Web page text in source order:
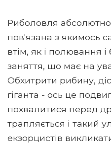
Риболовля абсолютно
пов'язана з якимось
втім, як і полювання
заняття, що має на
Обхитрити рибину,
гіганта - ось це
похвалитися перед
трапляється і такий
екзорцистів